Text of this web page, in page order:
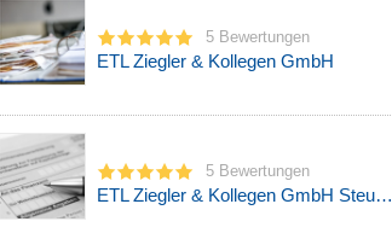
5 Bewertungen
ETL Ziegler & Kollegen GmbH
5 Bewertungen
ETL Ziegler & Kollegen GmbH Steuerberatungsgesellschaft